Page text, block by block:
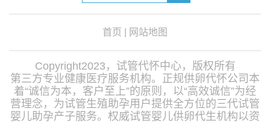
首页 网站地图
Copyright2023，试管代怀中心，版权所有
第三方专业健康医疗服务机构。正规供卵代怀公司本
着“诚信为本，客户至上”的原则，以“高效诚信”为经
营理念，为试管生殖助孕用户提供全方位的三代试管
婴儿助孕产子服务。权威试管婴儿供卵代生机构以资